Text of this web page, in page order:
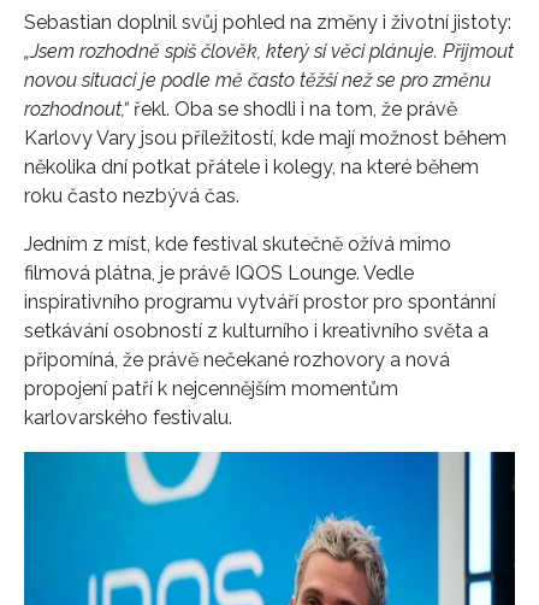
Sebastian doplnil svůj pohled na změny i životní jistoty:
„Jsem rozhodně spíš člověk, který si věci plánuje. Přijmout
novou situaci je podle mě často těžší než se pro změnu
rozhodnout,“ řekl. Oba se shodli i na tom, že právě
Karlovy Vary jsou příležitostí, kde mají možnost během
několika dní potkat přátele i kolegy, na které během
roku často nezbývá čas.
Jedním z míst, kde festival skutečně ožívá mimo
filmová plátna, je právě IQOS Lounge. Vedle
inspirativního programu vytváří prostor pro spontánní
setkávání osobností z kulturního i kreativního světa a
připomíná, že právě nečekané rozhovory a nová
propojení patří k nejcennějším momentům
karlovarského festivalu.